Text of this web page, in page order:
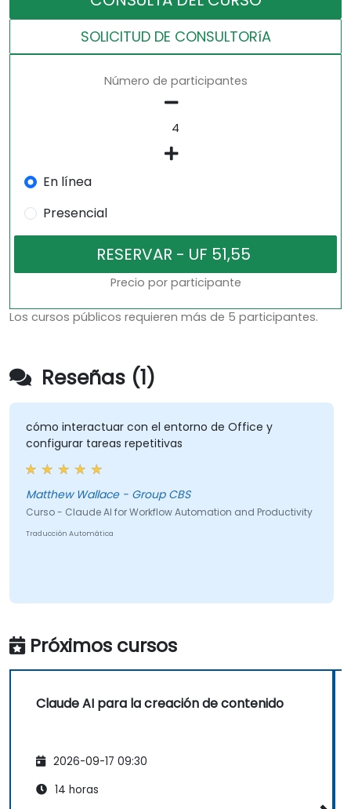
SOLICITUD DE CONSULTORíA
Número de participantes
En línea
Presencial
Precio por participante
Los cursos públicos requieren más de 5 participantes.
Reseñas (1)
cómo interactuar con el entorno de Office y
configurar tareas repetitivas
Matthew Wallace - Group CBS
Curso - Claude AI for Workflow Automation and Productivity
Traducción Automática
Próximos cursos
Claude AI para la creación de contenido
2026-09-17 09:30
14 horas